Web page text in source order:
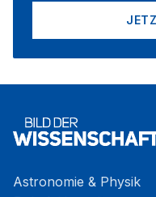
Astronomie & Physik